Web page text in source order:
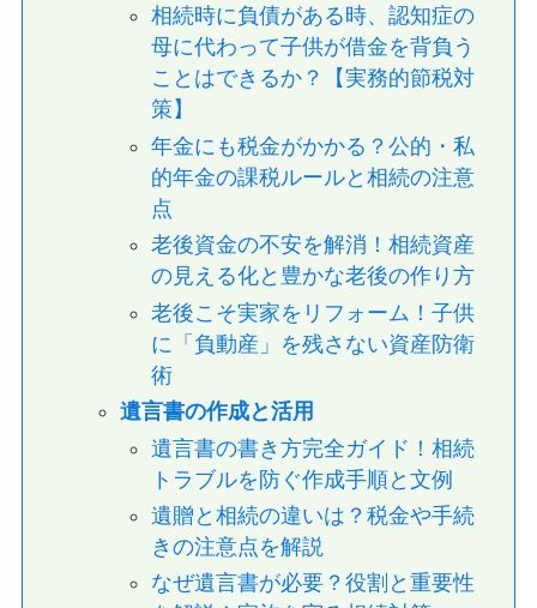
相続時に負債がある時、認知症の
母に代わって子供が借金を背負う
ことはできるか？【実務的節税対
策】
年金にも税金がかかる？公的・私
的年金の課税ルールと相続の注意
点
老後資金の不安を解消！相続資産
の見える化と豊かな老後の作り方
老後こそ実家をリフォーム！子供
に「負動産」を残さない資産防衛
術
遺言書の作成と活用
遺言書の書き方完全ガイド！相続
トラブルを防ぐ作成手順と文例
遺贈と相続の違いは？税金や手続
きの注意点を解説
なぜ遺言書が必要？役割と重要性